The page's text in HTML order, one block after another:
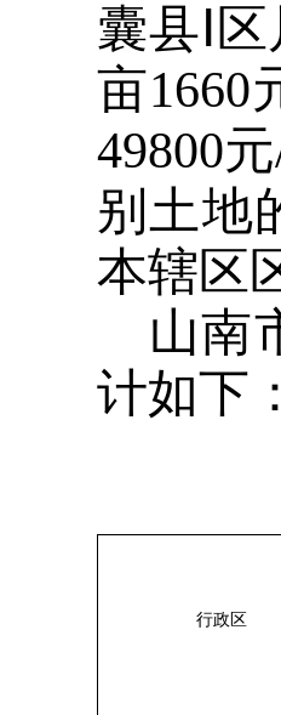
囊县Ⅰ
亩1660
49800
别土地
本辖区
山南
计如下：
行政区